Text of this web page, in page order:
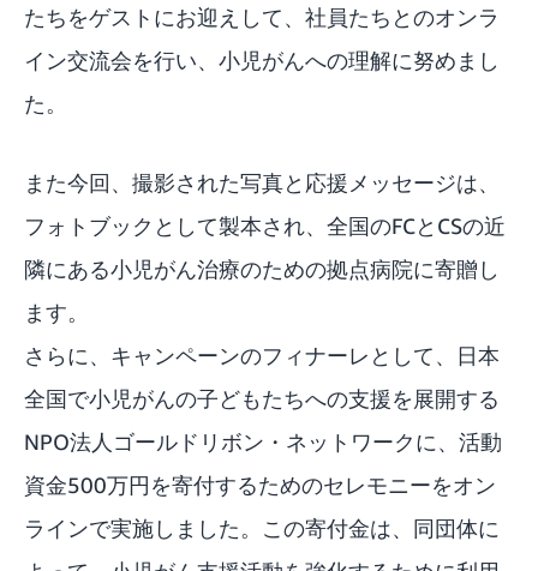
たちをゲストにお迎えして、社員たちとのオンラ
イン交流会を行い、小児がんへの理解に努めまし
た。
また今回、撮影された写真と応援メッセージは、
フォトブックとして製本され、全国のFCとCSの近
隣にある小児がん治療のための拠点病院に寄贈し
ます。
さらに、キャンペーンのフィナーレとして、日本
全国で小児がんの子どもたちへの支援を展開する
NPO法人ゴールドリボン・ネットワークに、活動
資金500万円を寄付するためのセレモニーをオン
ラインで実施しました。この寄付金は、同団体に